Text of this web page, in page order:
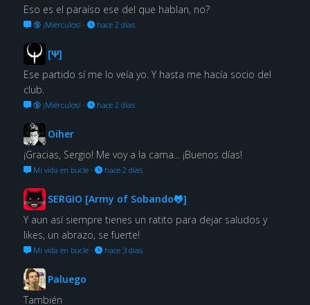
Eso es el paraíso ese del que hablan, no?
🔞 ¡Miérculos! · hace 2 días
[Ψ]
Ese partido sí me lo veía yo. Y hasta me hacía socio del
club.
🔞 ¡Miérculos! · hace 2 días
Oiher
¡Gracias, Sergio! Me voy a la cama... ¡Buenos días!
Mi vida en bucle· hace 2 días
SERGIO [Army of Sobando🐸]
Y aun así siempre tienes un ratito para dejar saludos y
likes, un abrazo, se fuerte!
Mi vida en bucle· hace 3 días
Paluego
También